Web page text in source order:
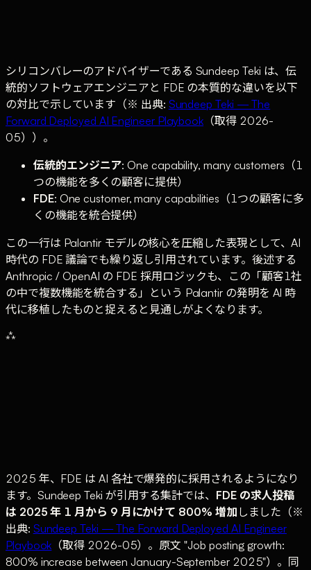
シリコンバレーのアドバイザーである Sundeep Teki は、伝
統的ソフトウェアエンジニアと FDE の本質的な違いを以下
の対比で示しています（※ 出典: Sundeep Teki — The
Forward Deployed AI Engineer Playbook （取得 2026-
05））。
伝統的エンジニア: One capability, many customers（1
つの機能を多くの顧客に提供）
FDE: One customer, many capabilities（1つの顧客に多
くの機能を統合提供）
この一行は Palantir モデルの核心を圧縮した表現として、AI
時代の FDE 議論でも繰り返し引用されています。後述する
Anthropic / OpenAI の FDE 採用ロジックも、この「顧客1社
の中で複数機能を統合する」という Palantir の発明を AI 時
代に移植したものと捉えると見通しがよくなります。
⁂
2025 年、FDE は AI 各社で爆発的に採用されるようになり
ます。Sundeep Teki が引用する集計では、 FDE の求人投稿
は 2025 年 1 月から 9 月にかけて 800% 増加 しました（※
出典: Sundeep Teki — The Forward Deployed AI Engineer
Playbook （取得 2026-05）。原文 "Job posting growth:
800% increase between January-September 2025"）。同